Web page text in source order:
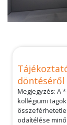
döntéséről
Megjegyzés: A
kollégiumi
odaítélése